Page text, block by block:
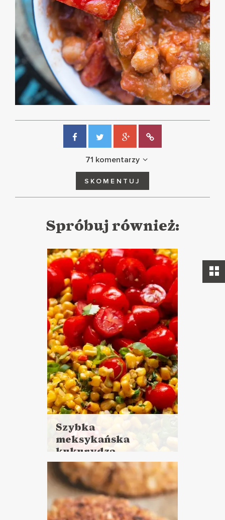
71 komentarzy
SKOMENTUJ
Spróbuj również:
Szybka
meksykańska
kukurydza
Czytaj
więcej
Czas przygotowania: 15 minut
LUNCHE DO PRACY
PRZYSTAWKI